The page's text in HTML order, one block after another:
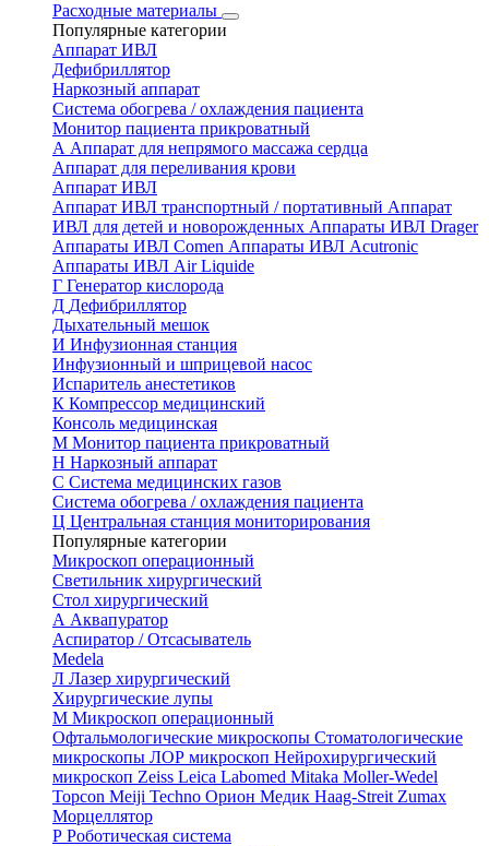
Расходные материалы
Популярные категории
Аппарат ИВЛ
Дефибриллятор
Наркозный аппарат
Система обогрева / охлаждения пациента
Монитор пациента прикроватный
А Аппарат для непрямого массажа сердца
Аппарат для переливания крови
Аппарат ИВЛ
Аппарат ИВЛ транспортный / портативный Аппарат
ИВЛ для детей и новорожденных Аппараты ИВЛ Drager
Аппараты ИВЛ Comen Аппараты ИВЛ Acutronic
Аппараты ИВЛ Air Liquide
Г Генератор кислорода
Д Дефибриллятор
Дыхательный мешок
И Инфузионная станция
Инфузионный и шприцевой насос
Испаритель анестетиков
К Компрессор медицинский
Консоль медицинская
М Монитор пациента прикроватный
Н Наркозный аппарат
С Система медицинских газов
Система обогрева / охлаждения пациента
Ц Центральная станция мониторирования
Популярные категории
Микроскоп операционный
Светильник хирургический
Стол хирургический
А Аквапуратор
Аспиратор / Отсасыватель
Medela
Л Лазер хирургический
Хирургические лупы
М Микроскоп операционный
Офтальмологические микроскопы Стоматологические
микроскопы ЛОР микроскоп Нейрохирургический
микроскоп Zeiss Leica Labomed Mitaka Moller-Wedel
Topcon Meiji Techno Орион Медик Haag-Streit Zumax
Морцеллятор
Р Роботическая система